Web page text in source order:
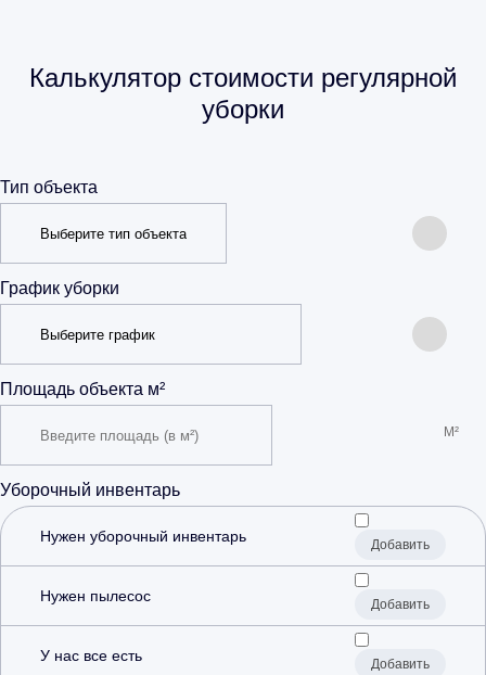
Калькулятор стоимости регулярной
уборки
Тип объекта
График уборки
Площадь объекта м²
Уборочный инвентарь
Нужен уборочный инвентарь Добавить
Нужен пылесос Добавить
У нас все есть Добавить